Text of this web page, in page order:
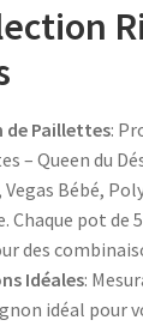
de Paillettes:
– Queen du
Vegas Bébé,
Chaque pot de
des
Idéales:
idéal pour